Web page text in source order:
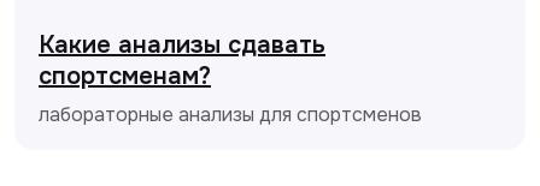
Какие анализы сдавать
спортсменам?
лабораторные анализы для спортсменов